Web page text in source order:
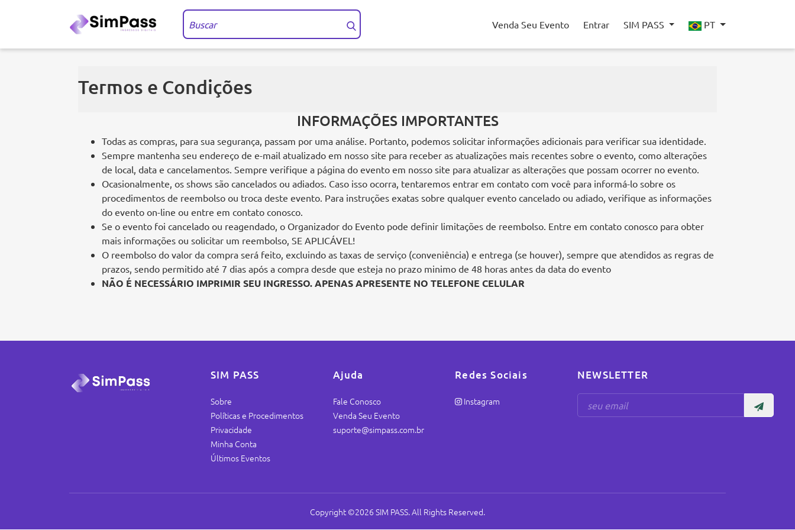
Venda Seu Evento Entrar SIM PASS PT
Termos e Condições
INFORMAÇÕES IMPORTANTES
Todas as compras, para sua segurança, passam por uma análise. Portanto, podemos solicitar informações adicionais para verificar sua identidade.
Sempre mantenha seu endereço de e-mail atualizado em nosso site para receber as atualizações mais recentes sobre o evento, como alterações
de local, data e cancelamentos. Sempre verifique a página do evento em nosso site para atualizar as alterações que possam ocorrer no evento.
Ocasionalmente, os shows são cancelados ou adiados. Caso isso ocorra, tentaremos entrar em contato com você para informá-lo sobre os
procedimentos de reembolso ou troca deste evento. Para instruções exatas sobre qualquer evento cancelado ou adiado, verifique as informações
do evento on-line ou entre em contato conosco.
Se o evento foi cancelado ou reagendado, o Organizador do Evento pode definir limitações de reembolso. Entre em contato conosco para obter
mais informações ou solicitar um reembolso, SE APLICÁVEL!
O reembolso do valor da compra será feito, excluindo as taxas de serviço (conveniência) e entrega (se houver), sempre que atendidos as regras de
prazos, sendo permitido até 7 dias após a compra desde que esteja no prazo minimo de 48 horas antes da data do evento
NÃO É NECESSÁRIO IMPRIMIR SEU INGRESSO. APENAS APRESENTE NO TELEFONE CELULAR
SIM PASS
Sobre
Políticas e Procedimentos
Privacidade
Minha Conta
Últimos Eventos
Ajuda
Fale Conosco
Venda Seu Evento
suporte@simpass.com.br
Redes Sociais
Instagram
NEWSLETTER
Copyright ©2026 SIM PASS. All Rights Reserved.